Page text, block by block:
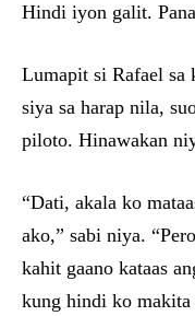
Hindi iyon galit.
Lumapit si Rafael sa
siya sa harap nila,
piloto. Hinawakan
“Dati, akala ko
ako,” sabi niya.
kahit gaano kataas
kung hindi ko makita